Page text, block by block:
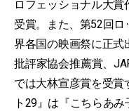
ロフェッショナル大
受賞。また、第52回
界各国の映画祭に正式
批評家協会推薦賞、
では大林宣彦賞を受
ト29』は『こちらあ